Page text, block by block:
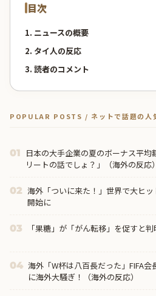
目次
1. ニュースの概要
2. タイ人の反応
3. 読者のコメント
POPULAR POSTS / ネットで話題の人
01
日本の大手企業の夏のボーナス平
リートの話でしょ？」（海外の反応）
02 海外「ついに来た！」世界で大ヒ
開始に
03 「果糖」が「がん転移」を促すと判
04 海外「W杯は八百長だった」FIFA
に海外大騒ぎ！（海外の反応）